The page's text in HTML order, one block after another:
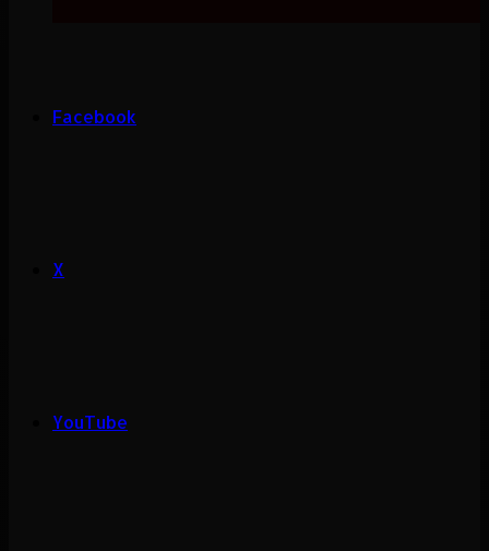
Facebook
X
YouTube